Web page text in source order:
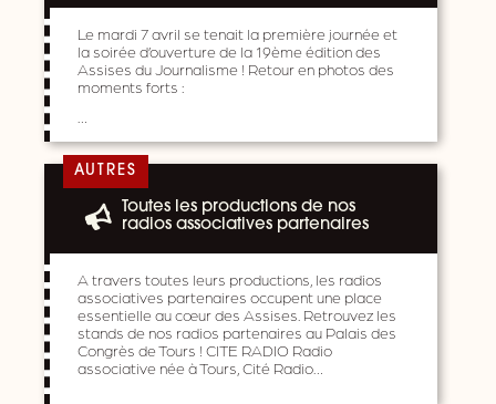
Le mardi 7 avril se tenait la première journée et
la soirée d’ouverture de la 19ème édition des
Assises du Journalisme ! Retour en photos des
moments forts :
AUTRES
Toutes les productions de nos
radios associatives partenaires
A travers toutes leurs productions, les radios
associatives partenaires occupent une place
essentielle au cœur des Assises. Retrouvez les
stands de nos radios partenaires au Palais des
Congrès de Tours ! CITE RADIO Radio
associative née à Tours, Cité Radio…